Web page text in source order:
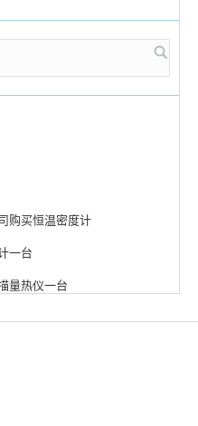
购买恒温密度计
一台
量热仪一台